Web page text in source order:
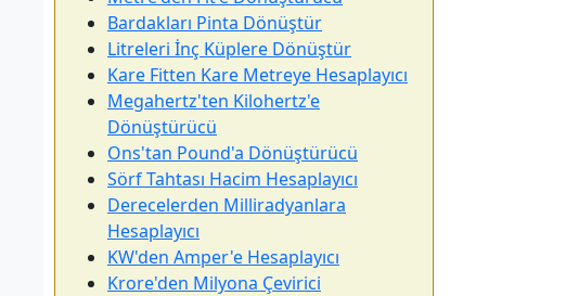
Bardakları Pinta Dönüştür
Litreleri İnç Küplere Dönüştür
Kare Fitten Kare Metreye Hesaplayıcı
Megahertz'ten Kilohertz'e
Dönüştürücü
Ons'tan Pound'a Dönüştürücü
Sörf Tahtası Hacim Hesaplayıcı
Derecelerden Milliradyanlara
Hesaplayıcı
KW'den Amper'e Hesaplayıcı
Krore'den Milyona Çevirici